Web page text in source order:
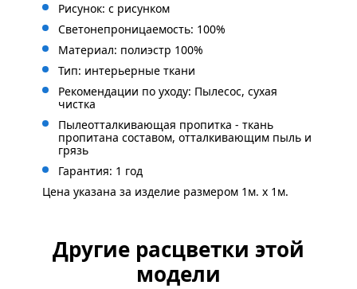
Рисунок: с рисунком
Светонепроницаемость: 100%
Материал: полиэстр 100%
Тип: интерьерные ткани
Рекомендации по уходу: Пылесос, сухая
чистка
Пылеотталкивающая пропитка - ткань
пропитана составом, отталкивающим пыль и
грязь
Гарантия: 1 год
Цена указана за изделие размером 1м. x 1м.
Другие расцветки этой
модели